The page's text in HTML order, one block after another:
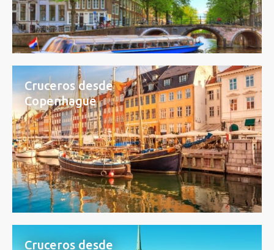
Cruceros desde
Copenhague
Cruceros desde